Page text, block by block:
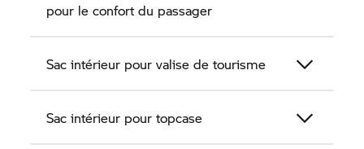
pour le confort du passager
Sac intérieur pour valise de tourisme
Sac intérieur pour topcase